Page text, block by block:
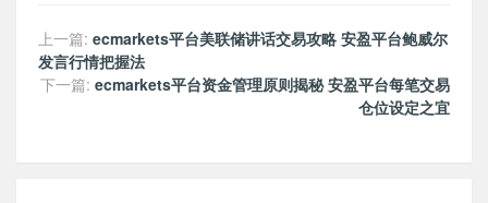
上一篇: ecmarkets平台美联储讲话交易攻略 安盈平台鲍威尔
发言行情把握法
下一篇: ecmarkets平台资金管理原则揭秘 安盈平台每笔交易
仓位设定之宜